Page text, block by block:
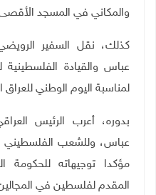
والمكاني في المسجد الأقصى
كذلك، نقل السفير
عباس والقيادة
لمناسبة اليوم الوطني
بدوره، أعرب الرئيس
عباس، وللشعب الفلسطيني
مؤكدا توجيهاته للحكومة
المقدم لفلسطين في